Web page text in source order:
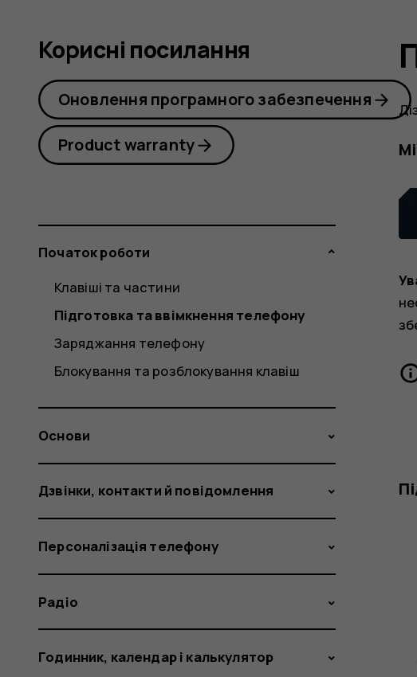
Корисні посилання
Оновлення програмного забезпечення
Product warranty
Початок роботи
Клавіші та частини
Підготовка та ввімкнення телефону
Заряджання телефону
Блокування та розблокування клавіш
Основи
Дзвінки, контакти й повідомлення
Персоналізація телефону
Радіо
Годинник, календар і калькулятор